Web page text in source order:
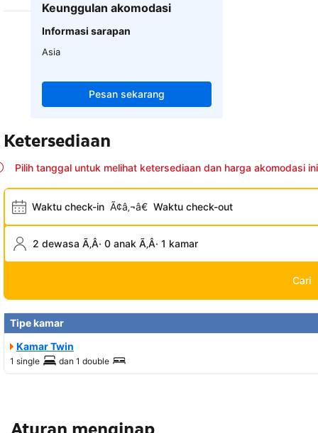
Keunggulan akomodasi
Informasi sarapan
Asia
Pesan sekarang
Ketersediaan
Pilih tanggal untuk melihat ketersediaan dan harga akomodasi ini
Waktu check-in Ã¢â‚¬â€ Waktu check-out
2 dewasa Ã‚Â· 0 anak Ã‚Â· 1 kamar
Cari
Tipe kamar
Kamar Twin
1 single dan 1 double